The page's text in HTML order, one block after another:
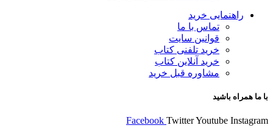
راهنمایی خرید
تماس با ما
قوانین سایت
خرید تلفنی کتاب
خرید آنلاین کتاب
مشاوره قبل خرید
با ما همراه باشید
Facebook TwitterYoutube Instagram